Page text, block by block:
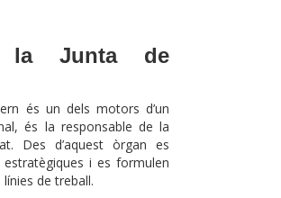
la Junta de
és un dels motors d’un
és la responsable de la
Des d’aquest òrgan es
estratègiques i es formulen
de treball.